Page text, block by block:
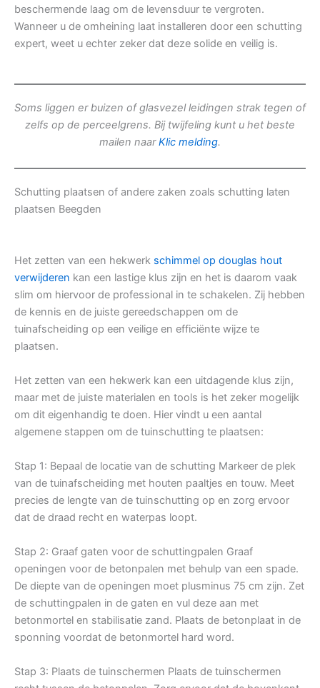
beschermende laag om de levensduur te vergroten.
Wanneer u de omheining laat installeren door een schutting
expert, weet u echter zeker dat deze solide en veilig is.
Soms liggen er buizen of glasvezel leidingen strak tegen of
zelfs op de perceelgrens. Bij twijfeling kunt u het beste
mailen naarKlic melding.
Schutting plaatsen of andere zaken zoals schutting laten
plaatsen Beegden
Het zetten van een hekwerk schimmel op douglas hout
verwijderen kan een lastige klus zijn en het is daarom vaak
slim om hiervoor de professional in te schakelen. Zij hebben
de kennis en de juiste gereedschappen om de
tuinafscheiding op een veilige en efficiënte wijze te
plaatsen.
Het zetten van een hekwerk kan een uitdagende klus zijn,
maar met de juiste materialen en tools is het zeker mogelijk
om dit eigenhandig te doen. Hier vindt u een aantal
algemene stappen om de tuinschutting te plaatsen:
Stap 1: Bepaal de locatie van de schutting Markeer de plek
van de tuinafscheiding met houten paaltjes en touw. Meet
precies de lengte van de tuinschutting op en zorg ervoor
dat de draad recht en waterpas loopt.
Stap 2: Graaf gaten voor de schuttingpalen Graaf
openingen voor de betonpalen met behulp van een spade.
De diepte van de openingen moet plusminus 75 cm zijn. Zet
de schuttingpalen in de gaten en vul deze aan met
betonmortel en stabilisatie zand. Plaats de betonplaat in de
sponning voordat de betonmortel hard word.
Stap 3: Plaats de tuinschermen Plaats de tuinschermen